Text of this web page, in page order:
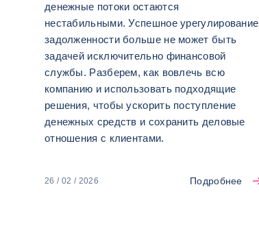
денежные потоки остаются
нестабильными. Успешное урегулирование
задолженности больше не может быть
задачей исключительно финансовой
службы. Разберем, как вовлечь всю
компанию и использовать подходящие
решения, чтобы ускорить поступление
денежных средств и сохранить деловые
отношения с клиентами.
26 / 02 / 2026 Подробнее